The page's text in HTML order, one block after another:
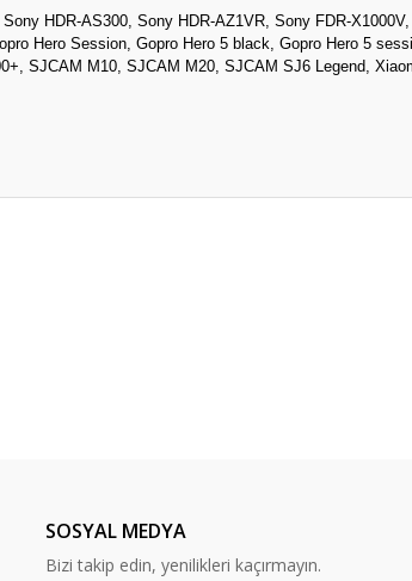
HDR-AS300, Sony HDR-AZ1VR, Sony FDR-
Hero Session, Gopro Hero 5 black, Gopro Hero 5
SJCAM M10, SJCAM M20, SJCAM SJ6 Legend,
SOSYAL MEDYA
Bizi takip edin, yenilikleri kaçırmayın.